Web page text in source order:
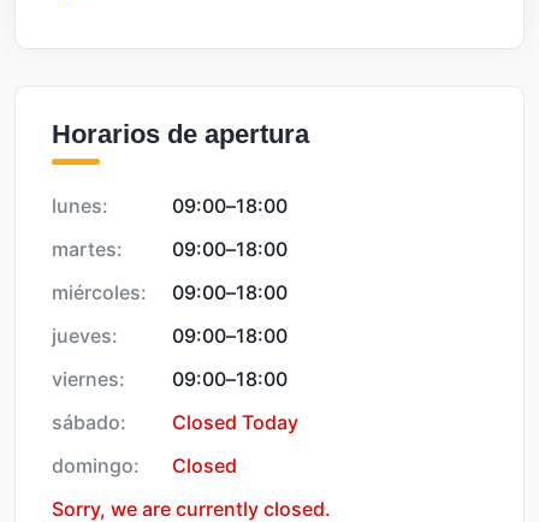
Horarios de apertura
lunes: 09:00–18:00
martes:
09:00–18:00
miércoles:
09:00–18:00
jueves:
09:00–18:00
viernes:
09:00–18:00
sábado:
Closed Today
domingo:
Closed
Sorry, we are currently closed.